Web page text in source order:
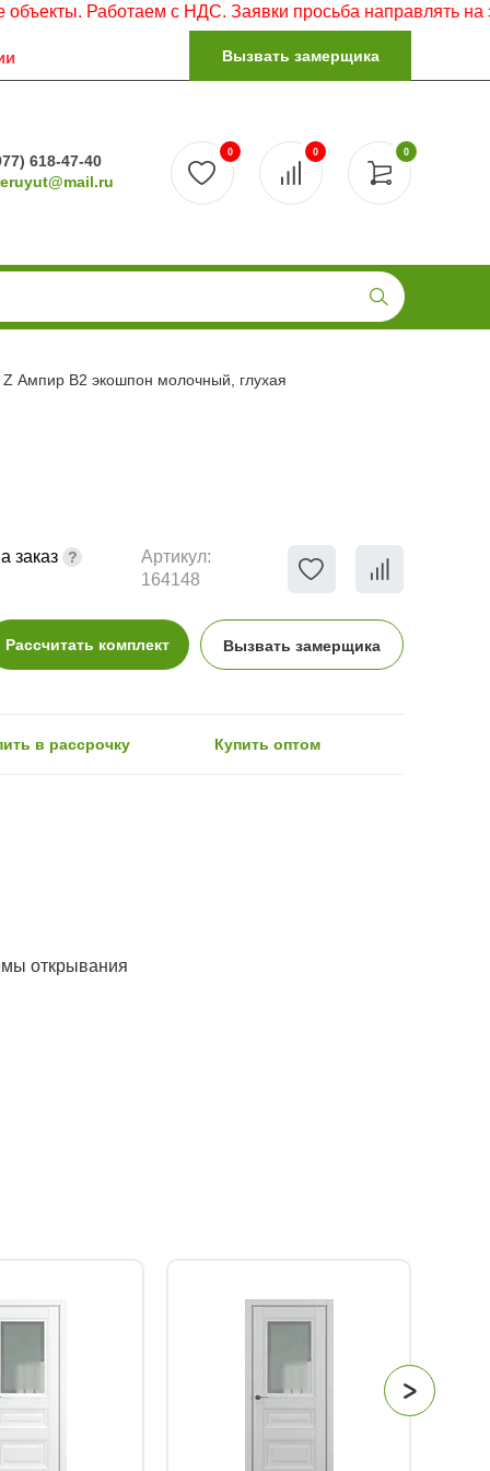
Работаем с НДС. Заявки просьба направлять на
Вызвать замерщика
618-47-40
0
0 0
Z Ампир В2 экошпон молочный, глухая
заказ
Артикул:
164148
Рассчитать комплект Вызвать замерщика
в рассрочку Купить оптом
открывания